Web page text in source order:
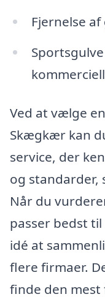
Fjernelse
Ved at vælge
Skægkær kan
service, der
og standarder,
Når du
passer bedst
idé at
flere firmaer.
finde den